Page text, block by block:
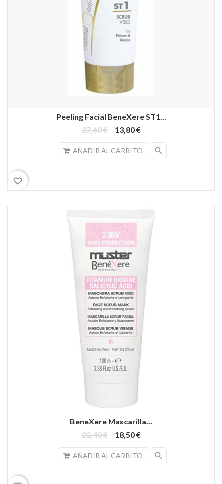
Peeling Facial BeneXere ST1...
27,60 €
13,80 €
AÑADIR AL CARRITO search
favorite_border
BeneXere Mascarilla...
22,40 €
18,50 €
AÑADIR AL CARRITO search